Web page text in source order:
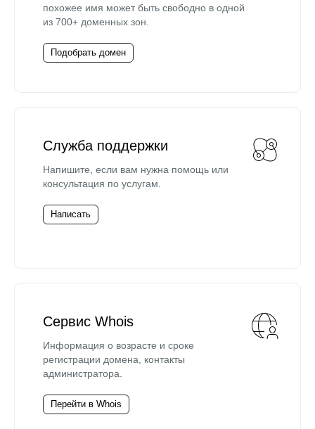
похожее имя может быть свободно в одной
из 700+ доменных зон.
Подобрать домен
Служба поддержки
Напишите, если вам нужна помощь или
консультация по услугам.
Написать
Сервис Whois
Информация о возрасте и сроке
регистрации домена, контакты
администратора.
Перейти в Whois